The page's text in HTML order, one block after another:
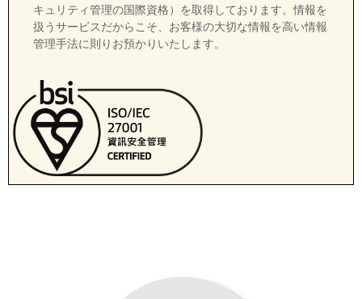
キュリティ管理の国際資格）を取得しております。情報を
扱うサービスだからこそ、お客様の大切な情報を高い情報
管理手法に則りお預かりいたします。